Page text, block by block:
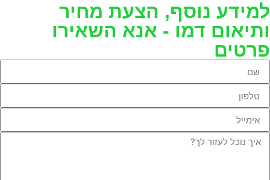
למידע נוסף, הצעת מחיר
ותיאום דמו - אנא השאירו
פרטים